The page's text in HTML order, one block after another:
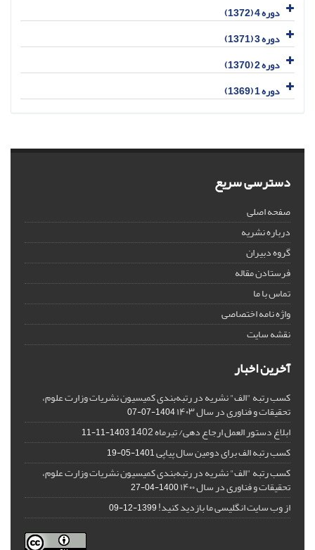
دوره 4 (1372)
دوره 3 (1371)
دوره 2 (1370)
دوره 1 (1369)
دسترسی سریع
صفحه اصلی
درباره نشریه
گروه دبیران
فرستادن مقاله
تماس با ما
واژه نامه اختصاصی
نقشه سایت
آخرین اخبار
کسب رتبه "الف" نشریه در رتبه‌بندی کمیسیون نشریات وزارت علوم،
تحقیقات و فناوری در سال ۱۴۰۳ 1404-07-07
ابلاغ دستور العمل ارجاع دهی/ تیرماه 1402 1403-11-11
کسب رتبه الف برای دومین سال پیاپی1401-05-19
کسب رتبه "الف" نشریه در رتبه‌بندی کمیسیون نشریات وزارت علوم،
تحقیقات و فناوری در سال ۱۴۰۰ 1400-04-27
از وب سایت انگلیسی ما بازدید کنید!1399-12-09